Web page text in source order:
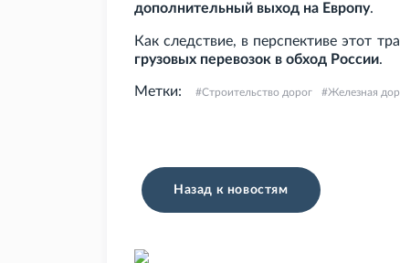
дополнительный выход на Европу.
Как следствие, в перспективе этот
грузовых перевозок в обход России.
Метки: Строительство дорог Железная
Назад к новостям